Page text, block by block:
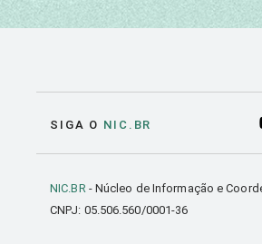
SIGA O NIC.BR
NIC.BR- Núcleo de Informação e
CNPJ: 05.506.560/0001-36